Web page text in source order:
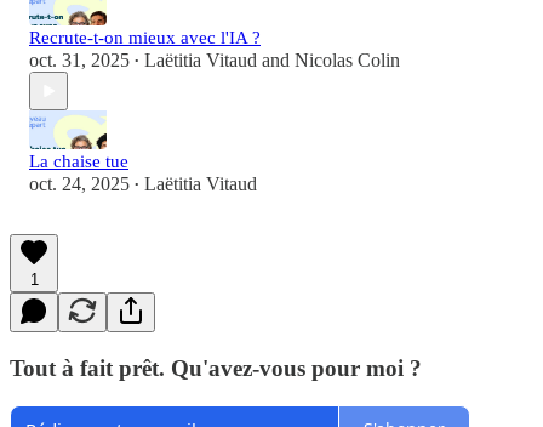
Recrute-t-on mieux avec l'IA ?
oct. 31, 2025 • Laëtitia Vitaud and Nicolas Colin
La chaise tue
oct. 24, 2025 • Laëtitia Vitaud
1
Tout à fait prêt. Qu'avez-vous pour moi ?